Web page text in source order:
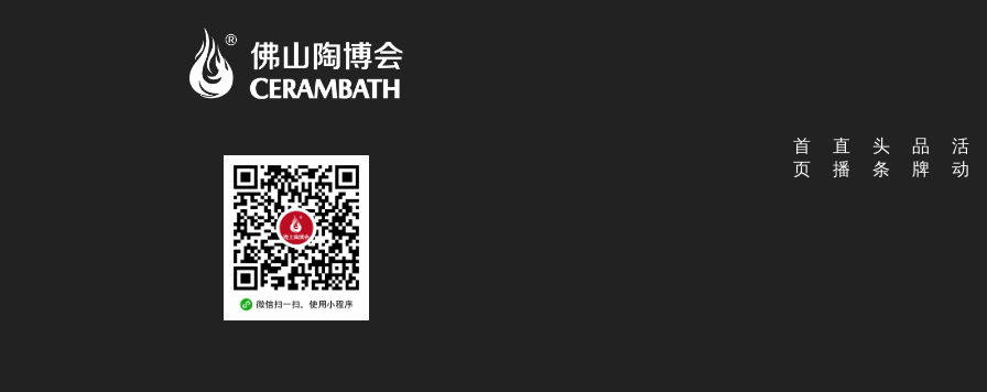
首
页
直
播
头
条
品
牌
活
动